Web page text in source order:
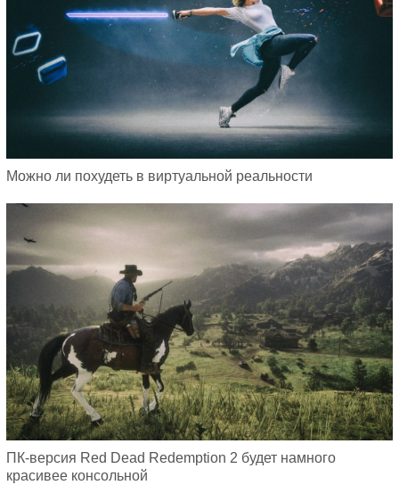
Можно ли похудеть в виртуальной реальности
ПК-версия Red Dead Redemption 2 будет намного
красивее консольной